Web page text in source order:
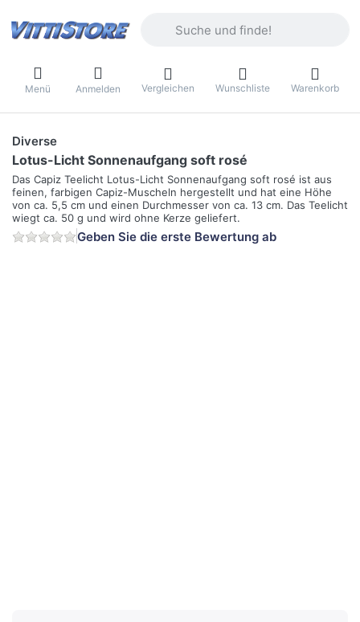
Menü Anmelden Vergleichen Wunschliste Warenkorb
Diverse
Lotus-Licht Sonnenaufgang soft rosé
Das Capiz Teelicht Lotus-Licht Sonnenaufgang soft rosé ist aus
feinen, farbigen Capiz-Muscheln hergestellt und hat eine Höhe
von ca. 5,5 cm und einen Durchmesser von ca. 13 cm. Das Teelicht
wiegt ca. 50 g und wird ohne Kerze geliefert.
Geben Sie die erste Bewertung ab